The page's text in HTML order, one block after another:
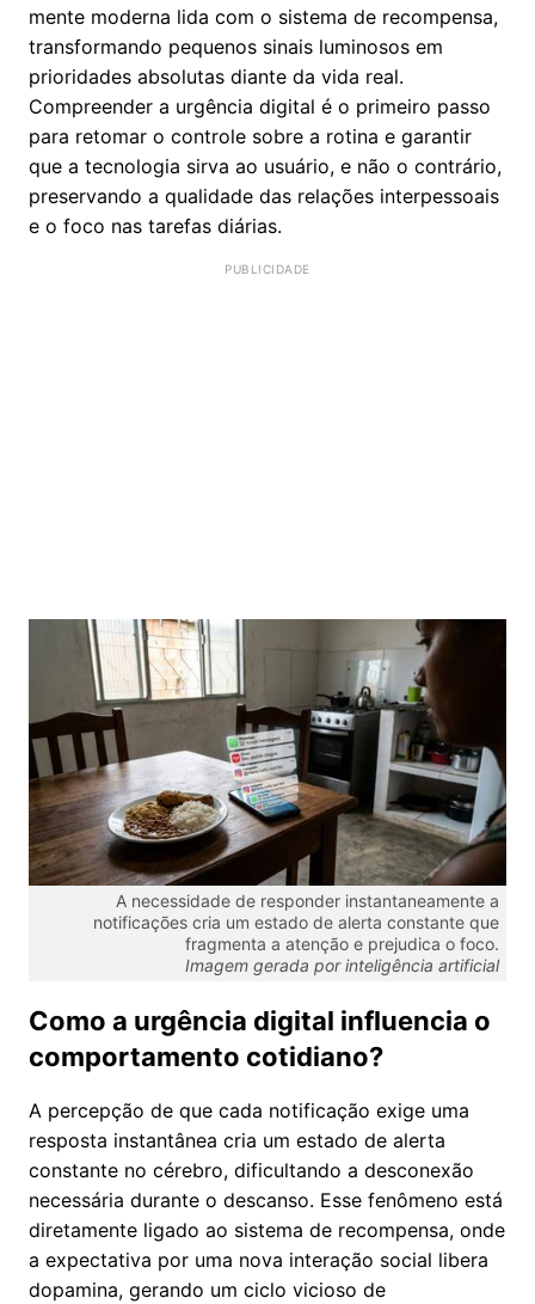
mente moderna lida com o sistema de recompensa,
transformando pequenos sinais luminosos em
prioridades absolutas diante da vida real.
Compreender a urgência digital é o primeiro passo
para retomar o controle sobre a rotina e garantir
que a tecnologia sirva ao usuário, e não o contrário,
preservando a qualidade das relações interpessoais
e o foco nas tarefas diárias.
A necessidade de responder instantaneamente a
notificações cria um estado de alerta constante que
fragmenta a atenção e prejudica o foco.
Imagem gerada por inteligência artificial
Como a urgência digital influencia o
comportamento cotidiano?
A percepção de que cada notificação exige uma
resposta instantânea cria um estado de alerta
constante no cérebro, dificultando a desconexão
necessária durante o descanso. Esse fenômeno está
diretamente ligado ao sistema de recompensa, onde
a expectativa por uma nova interação social libera
dopamina, gerando um ciclo vicioso de